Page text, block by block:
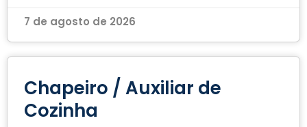
7 de agosto de 2026
Chapeiro / Auxiliar de
Cozinha